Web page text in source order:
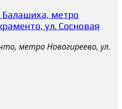
метро
ул. Сосновая
метро Новогиреево, ул.